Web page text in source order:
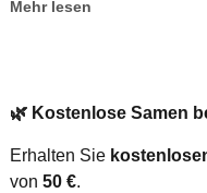
Mehr lesen
🌿 Kostenlose Samen
Erhalten Sie
von 50 €.